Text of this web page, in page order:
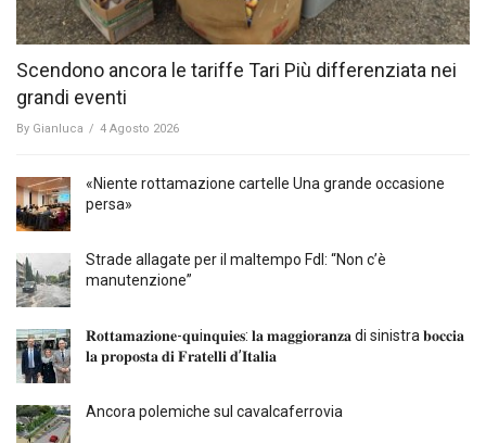
Scendono ancora le tariffe Tari Più differenziata nei
grandi eventi
By Gianluca / 4 Agosto 2026
«Niente rottamazione cartelle Una grande occasione
persa»
Strade allagate per il maltempo FdI: “Non c’è
manutenzione”
𝐑𝐨𝐭𝐭𝐚𝐦𝐚𝐳𝐢𝐨𝐧𝐞-𝐪𝐮i𝐧𝐪𝐮𝐢𝐞𝐬: 𝐥𝐚 𝐦𝐚𝐠𝐠𝐢𝐨𝐫𝐚𝐧𝐳𝐚 di sinistra 𝐛𝐨𝐜𝐜𝐢𝐚
𝐥𝐚 𝐩𝐫𝐨𝐩𝐨𝐬𝐭𝐚 𝐝𝐢 𝐅𝐫𝐚𝐭𝐞𝐥𝐥𝐢 𝐝’𝐈𝐭𝐚𝐥𝐢𝐚
Ancora polemiche sul cavalcaferrovia